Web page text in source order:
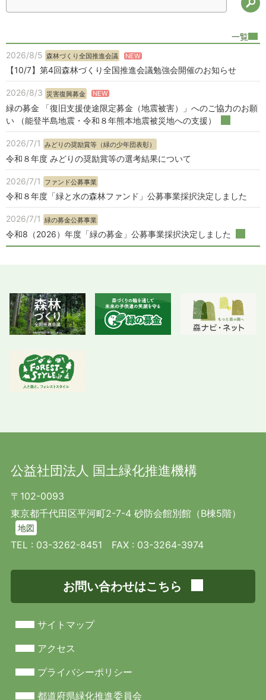
検
一覧
2026/8/5 森林づくり全国推進会議 NEW
【10/7】第4回森林づくり全国推進会議勉強会開催のお知らせ
2026/8/3 災害復興募金 NEW
緑の募金 「復旧支援使途限定募金（地震被害）」へのご協力のお願
い （能登半島地震・令和８年熊本地震被災地への支援）
2026/7/1 みどりの奨励賞等（緑の少年団表彰）
令和８年度 みどりの奨励賞等の選考結果について
2026/7/1 ファンド公募事業
令和８年度「緑と水の森林ファンド」公募事業採択決定しました
2026/7/1 緑の募金公募事業
令和8（2026）年度「緑の募金」公募事業採択決定しました
公益社団法人 国土緑化推進機構
〒102-0093
東京都千代田区平河町2-7-4 砂防会館別館（B棟5階）
地図
TEL : 03-3262-8451 FAX : 03-3264-3974
お問い合わせはこちら
サイトマップ
アクセス
プライバシーポリシー
都道府県緑化推進委員会